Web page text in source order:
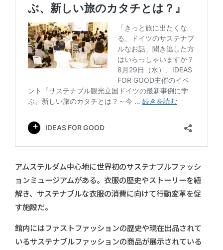
アムステルダム中心地に世界初のサステナブルファッシ
ョンミュージアムがある。衣服の歴史やストーリーを紐
解き、サステナブルな衣服の消費に向けて行動変革を促
す施設だ。
館内にはファストファッションの歴史や現在出品されて
いるサステナブルファッションの商品が展示されている